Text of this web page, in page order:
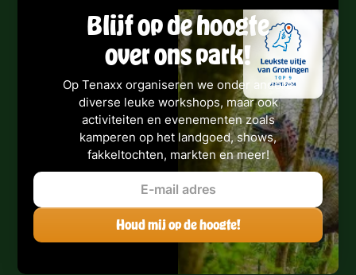
Blijf op de hoogte
over ons park!
Op Tenaxx organiseren we onder andere
diverse leuke workshops, maar ook
activiteiten en evenementen zoals
kamperen op het landgoed, shows,
fakkeltochten, markten en meer!